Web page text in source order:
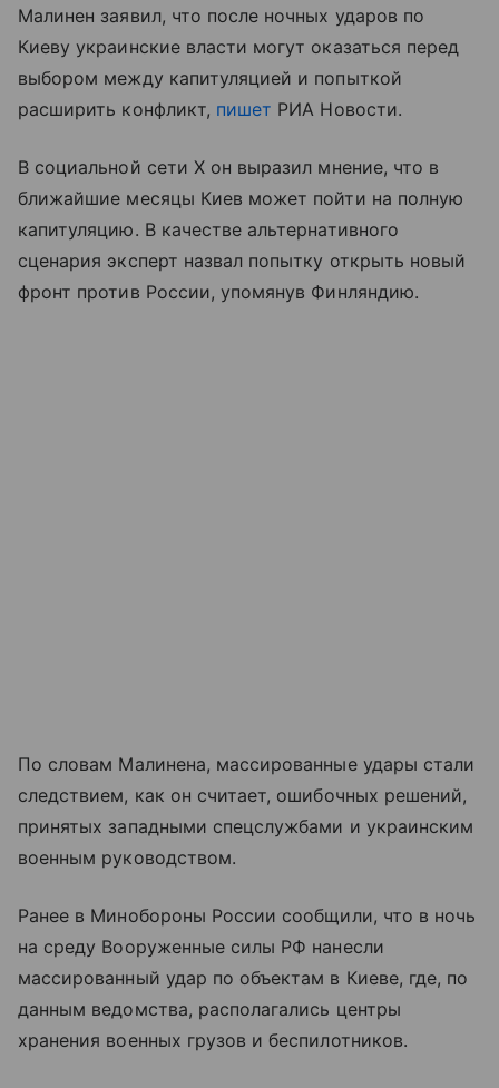
Малинен заявил, что после ночных ударов по
Киеву украинские власти могут оказаться перед
выбором между капитуляцией и попыткой
расширить конфликт, пишет РИА Новости.
В социальной сети X он выразил мнение, что в
ближайшие месяцы Киев может пойти на полную
капитуляцию. В качестве альтернативного
сценария эксперт назвал попытку открыть новый
фронт против России, упомянув Финляндию.
По словам Малинена, массированные удары стали
следствием, как он считает, ошибочных решений,
принятых западными спецслужбами и украинским
военным руководством.
Ранее в Минобороны России сообщили, что в ночь
на среду Вооруженные силы РФ нанесли
массированный удар по объектам в Киеве, где, по
данным ведомства, располагались центры
хранения военных грузов и беспилотников.